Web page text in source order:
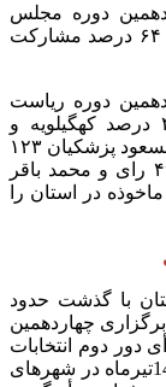
دوره مجلس
شورای اسلامی در ۱۱ اسفندماه سال ۱۴۰۲ با ۶۴ درصد مشارکت
دوره ریاست
جمهوری در تاریخ هشتم تیرماه امسال ۴۹.۳ درصد کهگیلویه و
بویراحمدی‌ها پای صندوق رای آمدند و در پایان مسعود پزشکیان ۱۲۳
هزار و ۱۱۵ رای، سعید جلیلی ۱۰۲ هزار و ۴۹۹ رای و محمد باقر
از آرای ماخوذه در استان را
با گذشت حدود
برگزاری چهاردهمین
دور دوم انتخابات
ریاست‌جمهوری از ساعات ابتدایی صبح امروز 14تیرماه در شهرهای